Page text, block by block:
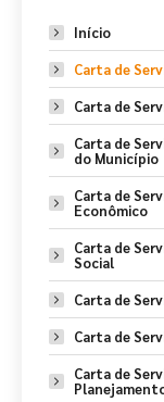
Início
Carta de
Carta de
Carta de
do Município
Carta de
Econômico
Carta de
Social
Carta de
Carta de
Carta de